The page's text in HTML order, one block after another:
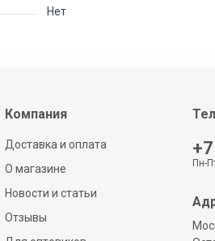
Нет
Компания
Доставка и оплата
О магазине
Новости и статьи
Отзывы
Пн-